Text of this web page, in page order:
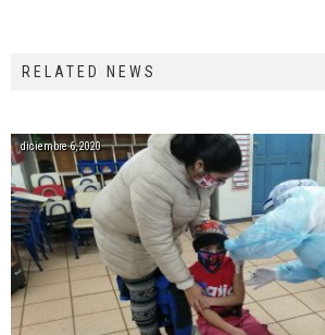
RELATED NEWS
diciembre 6, 2020